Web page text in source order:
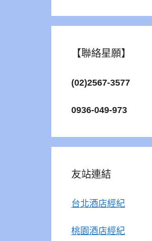
【聯絡星願】
(02)2567-3577
0936-049-973
友站連結
台北酒店經紀
桃園酒店經紀